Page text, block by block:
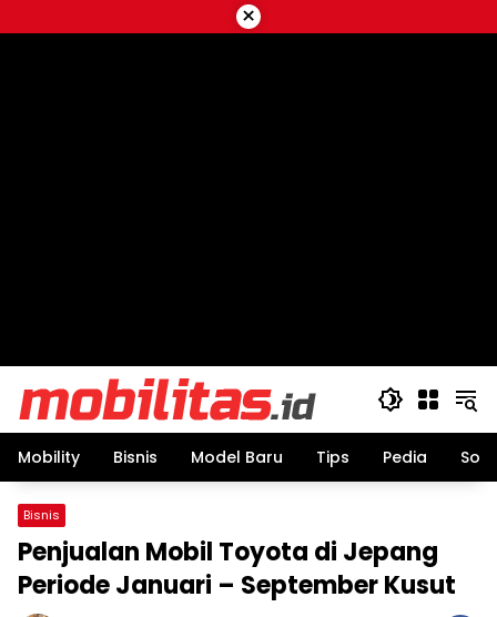
to
×
Mobility Bisnis Model Baru Tips Pedia
Bisnis
Penjualan Mobil Toyota di Jepang
Periode Januari – September Kusut